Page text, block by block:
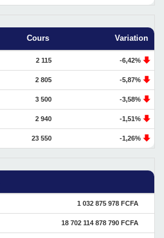
Cours Variation
2 115 -6,42%
2 805 -5,87%
3 500 -3,58%
2 940 -1,51%
23 550 -1,26%
1 032 875 978 FCFA
18 702 114 878 790 FCFA